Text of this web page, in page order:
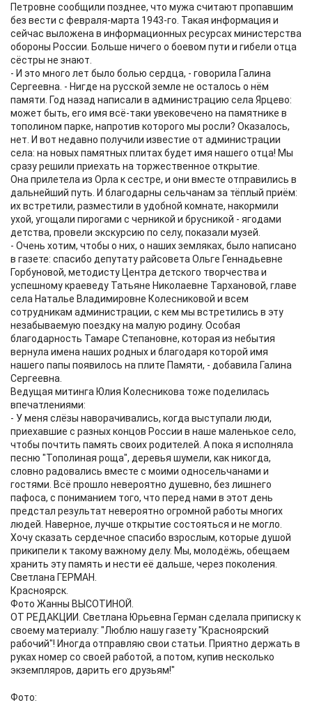
Петровне сообщили позднее, что мужа считают пропавшим
без вести с февраля-марта 1943-го. Такая информация и
сейчас выложена в информационных ресурсах министерства
обороны России. Больше ничего о боевом пути и гибели отца
сёстры не знают.
- И это много лет было болью сердца, - говорила Галина
Сергеевна. - Нигде на русской земле не осталось о нём
памяти. Год назад написали в администрацию села Ярцево:
может быть, его имя всё-таки увековечено на памятнике в
тополином парке, напротив которого мы росли? Оказалось,
нет. И вот недавно получили известие от администрации
села: на новых памятных плитах будет имя нашего отца! Мы
сразу решили приехать на торжественное открытие.
Она прилетела из Орла к сестре, и они вместе отправились в
дальнейший путь. И благодарны сельчанам за тёплый приём:
их встретили, разместили в удобной комнате, накормили
ухой, угощали пирогами с черникой и брусникой - ягодами
детства, провели экскурсию по селу, показали музей.
- Очень хотим, чтобы о них, о наших земляках, было написано
в газете: спасибо депутату райсовета Ольге Геннадьевне
Горбуновой, методисту Центра детского творчества и
успешному краеведу Татьяне Николаевне Тархановой, главе
села Наталье Владимировне Колесниковой и всем
сотрудникам администрации, с кем мы встретились в эту
незабываемую поездку на малую родину. Особая
благодарность Тамаре Степановне, которая из небытия
вернула имена наших родных и благодаря которой имя
нашего папы появилось на плите Памяти, - добавила Галина
Сергеевна.
Ведущая митинга Юлия Колесникова тоже поделилась
впечатлениями:
- У меня слёзы наворачивались, когда выступали люди,
приехавшие с разных концов России в наше маленькое село,
чтобы почтить память своих родителей. А пока я исполняла
песню "Тополиная роща", деревья шумели, как никогда,
словно радовались вместе с моими односельчанами и
гостями. Всё прошло невероятно душевно, без лишнего
пафоса, с пониманием того, что перед нами в этот день
предстал результат невероятно огромной работы многих
людей. Наверное, лучше открытие состояться и не могло.
Хочу сказать сердечное спасибо взрослым, которые душой
прикипели к такому важному делу. Мы, молодёжь, обещаем
хранить эту память и нести её дальше, через поколения.
Светлана ГЕРМАН.
Красноярск.
Фото Жанны ВЫСОТИНОЙ.
ОТ РЕДАКЦИИ. Светлана Юрьевна Герман сделала приписку к
своему материалу: "Люблю нашу газету "Красноярский
рабочий"! Иногда отправляю свои статьи. Приятно держать в
руках номер со своей работой, а потом, купив несколько
экземпляров, дарить его друзьям!"
Фото: